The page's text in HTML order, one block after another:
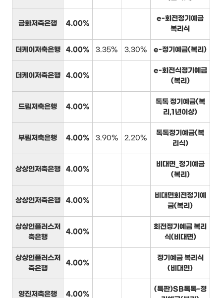
금화저축은행 4.00%
e-회전정기예금
복리식
더케이저축은행 4.00% 3.35% 3.30% e-정기예금(복리)
더케이저축은행 4.00%
e-회전식정기예금
(복리)
드림저축은행 4.00%
톡톡 정기예금(복
리,1년이상)
부림저축은행 4.00% 3.90% 2.20%
톡톡정기예금(복
리식)
상상인저축은행 4.00%
비대면_정기예금
(복리)
상상인저축은행 4.00%
비대면회전정기예
금(복리)
상상인플러스저
축은행
4.00%
회전정기예금 복리
식(비대면)
상상인플러스저
축은행
4.00%
정기예금 복리식
(비대면)
영진저축은행 4.00%
(특판)SB톡톡-정